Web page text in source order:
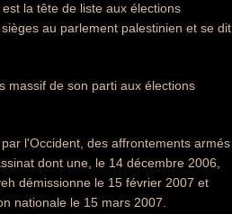
la tête de liste aux élections
au parlement palestinien et se dit
massif de son parti aux élections
l'Occident, des affrontements armés
dont une, le 14 décembre 2006,
démissionne le 15 février 2007 et
nationale le 15 mars 2007.